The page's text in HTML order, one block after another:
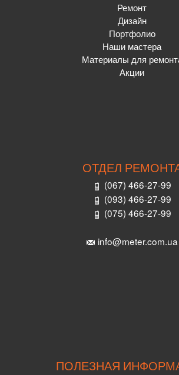
Ремонт
Дизайн
Портфолио
Наши мастера
Материалы для
Акции
ОТДЕЛ
(067) 466-27-99
(093) 466-27-99
(075) 466-27-99
info@meter.com.ua
ПОЛЕЗНАЯ